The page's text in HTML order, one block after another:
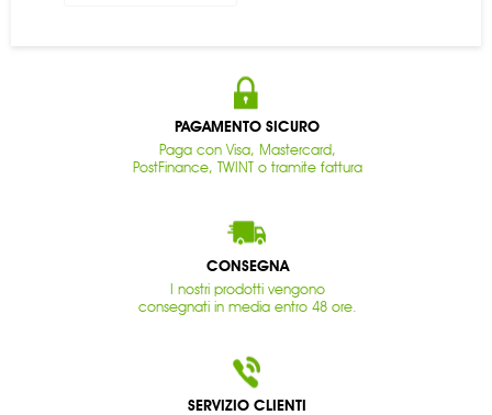
PAGAMENTO SICURO
Paga con Visa, Mastercard,
PostFinance, TWINT o tramite fattura
CONSEGNA
I nostri prodotti vengono
consegnati in media entro 48 ore.
SERVIZIO CLIENTI